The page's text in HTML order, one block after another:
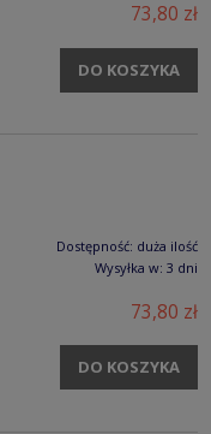
73,80 zł
DO KOSZYKA
Dostępność: duża ilość
Wysyłka w: 3 dni
73,80 zł
DO KOSZYKA